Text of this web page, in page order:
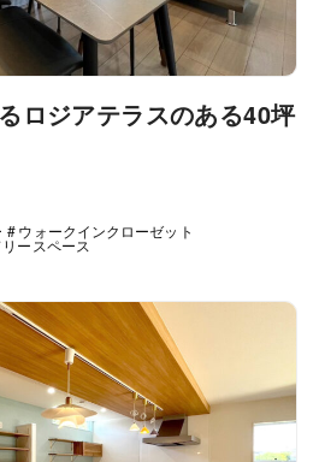
ロジアテラスのある40坪
ウォークインクローゼット
ースペース